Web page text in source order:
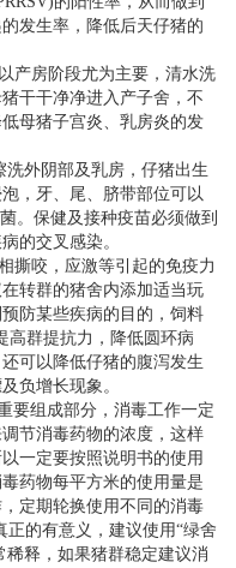
发生率，降低后天仔猪的
房阶段尤为主要，清水洗
干干净净进入产子舍，不
母猪子宫炎、乳房炎的发
外阴部及乳房，仔猪出生
，牙、尾、脐带部位可以
。保健及接种疫苗必须做到
的交叉感染。
咬，应激等引起的免疫力
转群的猪舍内添加适当玩
防某些疾病的目的，饲料
高群提抗力，降低圆环病
可以降低仔猪的腹泻发生
负增长现象。
组成部分，消毒工作一定
节消毒药物的浓度，这样
一定要按照说明书的使用
药物每平方米的使用量是
定期轮换使用不同的消毒
的有意义，建议使用“绿舍
稀释，如果猪群稳定建议消